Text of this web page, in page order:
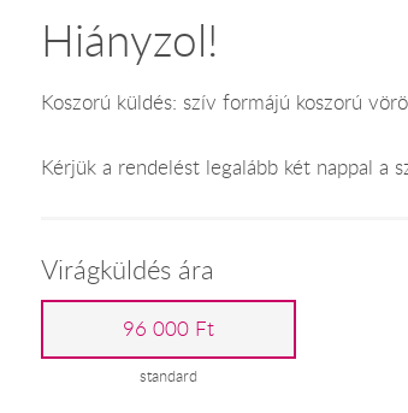
Hiányzol!
Koszorú küldés: szív formájú koszorú
Kérjük a rendelést legalább két nappal a
Virágküldés ára
96 000 Ft
standard